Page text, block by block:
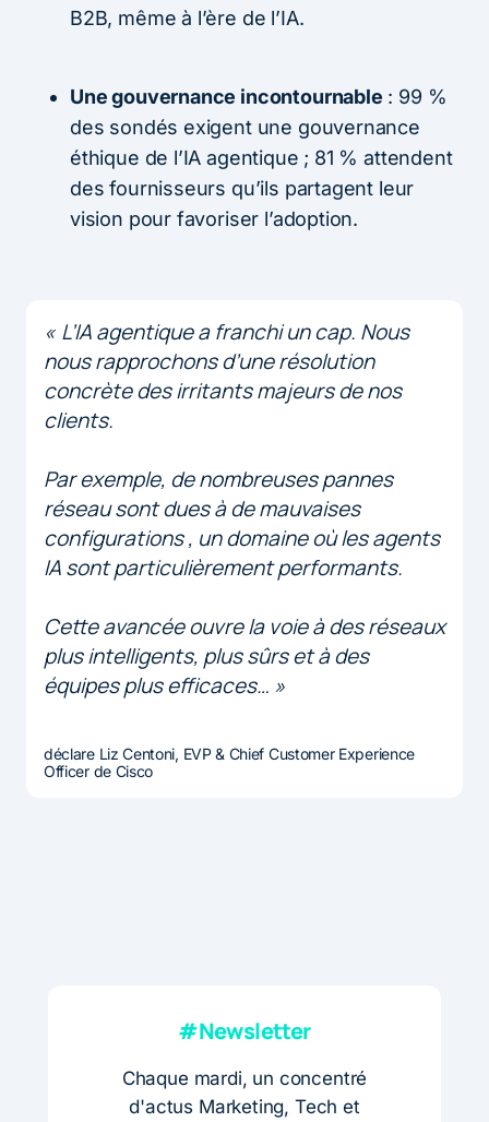
B2B, même à l’ère de l’IA.
Une gouvernance incontournable : 99 %
des sondés exigent une gouvernance
éthique de l’IA agentique ; 81 % attendent
des fournisseurs qu’ils partagent leur
vision pour favoriser l’adoption.
« L’IA agentique a franchi un cap. Nous
nous rapprochons d’une résolution
concrète des irritants majeurs de nos
clients.
Par exemple, de nombreuses pannes
réseau sont dues à de mauvaises
configurations , un domaine où les agents
IA sont particulièrement performants.
Cette avancée ouvre la voie à des réseaux
plus intelligents, plus sûrs et à des
équipes plus efficaces… »
déclare Liz Centoni, EVP & Chief Customer Experience
Officer de Cisco
#Newsletter
Chaque mardi, un concentré
d'actus Marketing, Tech et